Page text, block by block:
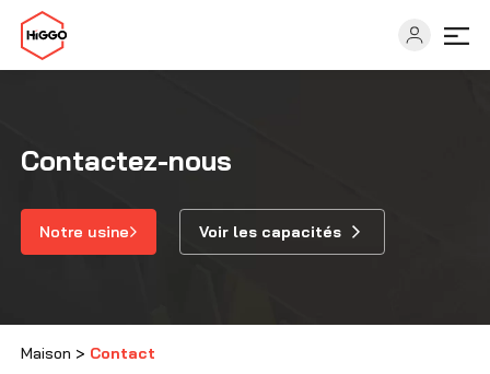
Secteurs
Ressources
Contactez-nous
Notre usine Voir les capacités
Maison > Contact